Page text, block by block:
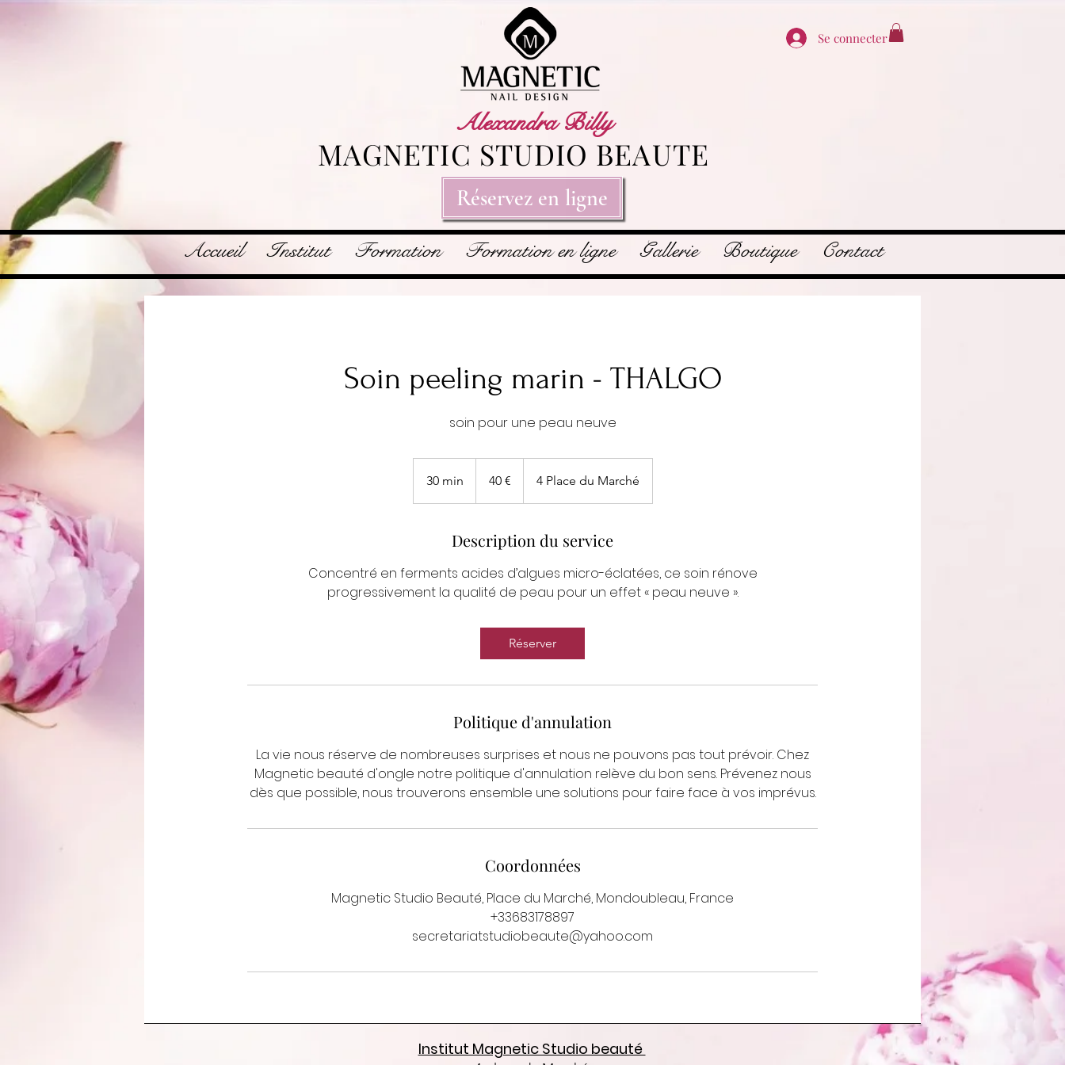
Se connecter
Alexandra Billy
MAGNETIC STUDIO BEAUTE
Réservez en ligne
Accueil Institut Formation Formation en ligne Gallerie Boutique Contact
Soin peeling marin - THALGO
soin pour une peau neuve
30 min
0
i
40 € 4 Place du Marché
Description du service
Concentré en ferments acides d’algues micro-éclatées, ce soin rénove
progressivement la qualité de peau pour un effet « peau neuve ».
Réserver
Politique d'annulation
La vie nous réserve de nombreuses surprises et nous ne pouvons pas tout prévoir. Chez
Magnetic beauté d'ongle notre politique d'annulation relève du bon sens. Prévenez nous
dès que possible, nous trouverons ensemble une solutions pour faire face à vos imprévus.
Coordonnées
Magnetic Studio Beauté, Place du Marché, Mondoubleau, France
+33683178897
secretariatstudiobeaute@yahoo.com
Institut Magnetic Studio beauté